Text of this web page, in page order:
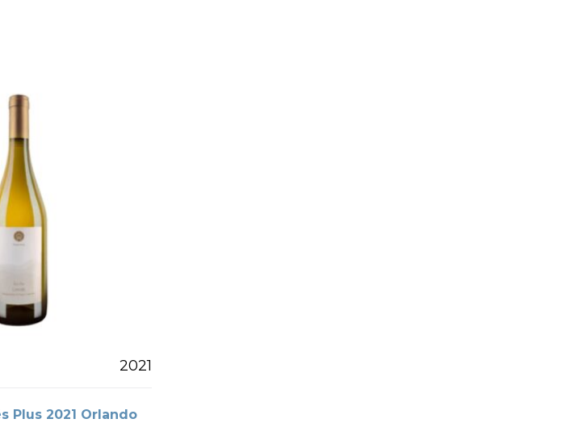
2021
Plus 2021 Orlando